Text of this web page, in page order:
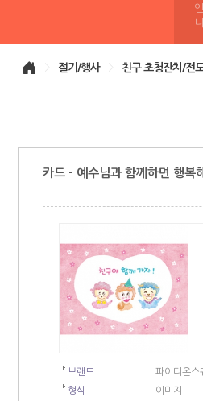
절기/행사 친구 초청잔치/전
카드 - 예수님과 함께하면 행복
브랜드
파이디온스
형식
이미지